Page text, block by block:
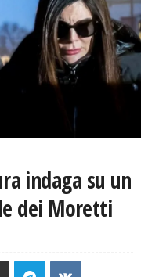
indaga su un
dei Moretti